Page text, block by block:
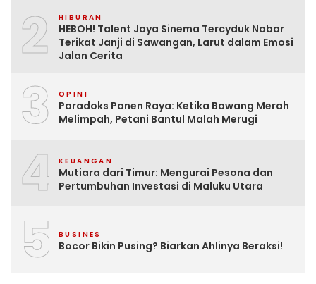
2 HIBURAN
HEBOH! Talent Jaya Sinema Tercyduk Nobar
Terikat Janji di Sawangan, Larut dalam Emosi
Jalan Cerita
3 OPINI
Paradoks Panen Raya: Ketika Bawang Merah
Melimpah, Petani Bantul Malah Merugi
4 KEUANGAN
Mutiara dari Timur: Mengurai Pesona dan
Pertumbuhan Investasi di Maluku Utara
5 BUSINES
Bocor Bikin Pusing? Biarkan Ahlinya Beraksi!